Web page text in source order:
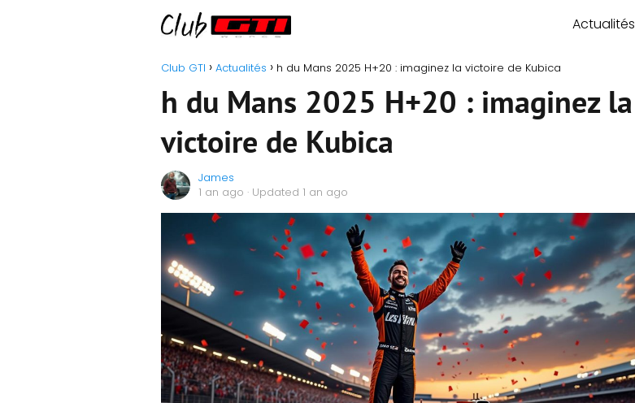
Actualités
Club GTI Actualités h du Mans 2025 H+20 : imaginez la victoire de Kubica
h du Mans 2025 H+20 : imaginez la
victoire de Kubica
James
1 an ago · Updated 1 an ago